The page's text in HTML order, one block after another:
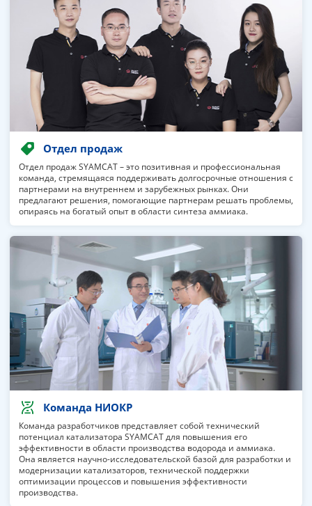
Отдел продаж
Отдел продаж SYAMCAT – это позитивная и профессиональная
команда, стремящаяся поддерживать долгосрочные отношения с
партнерами на внутреннем и зарубежных рынках. Они
предлагают решения, помогающие партнерам решать проблемы,
опираясь на богатый опыт в области синтеза аммиака.
Команда НИОКР
Команда разработчиков представляет собой технический
потенциал катализатора SYAMCAT для повышения его
эффективности в области производства водорода и аммиака.
Она является научно-исследовательской базой для разработки и
модернизации катализаторов, технической поддержки
оптимизации процессов и повышения эффективности
производства.